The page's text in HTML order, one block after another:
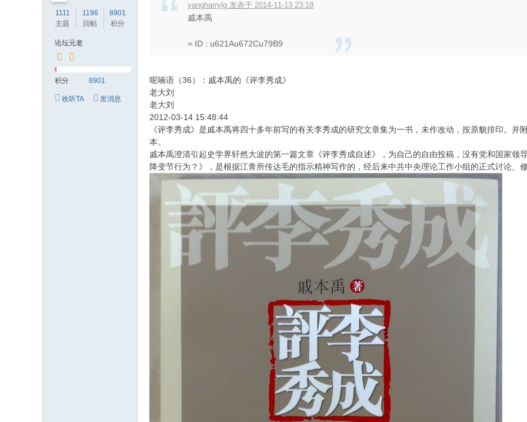
1111
主题
1196
回帖
8901
积分
论坛元老
积分 8901
收听TA 发消息
yangharrylg 发表于 2014-11-13 23:18
戚本禹
= ID : u621Au672Cu79B9
呢喃语（36）：戚本禹的《评李秀成》
老大刘
老大刘
2012-03-14 15:48:44
《评李秀成》是戚本禹将四十多年前写的有关李秀成的研究文章集为一书，未作改动，按原貌排印。
本。
戚本禹澄清引起史学界轩然大波的第一篇文章《评李秀成自述》，为自己的自由投稿，没有党和国家领
降变节行为？》，是根据江青所传达毛的指示精神写作的，经后来中共中央理论工作小组的正式讨论、